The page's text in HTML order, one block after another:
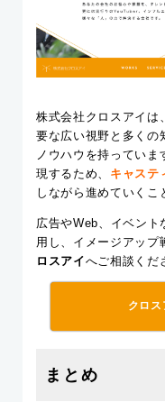
株式会社クロスアイは
要な広い視野と多くの
ノウハウを持っていま
現するため、 キャステ
しながら進めていくこ
広告やWeb、イベント
用し、イメージアップ
ロスアイへご相談くだ
クロ
まとめ